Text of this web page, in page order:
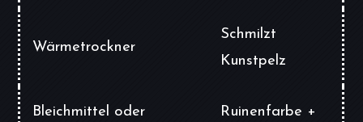
Wärmetrockner
Schmilzt
Kunstpelz
Bleichmittel oder
Ruinenfarbe +